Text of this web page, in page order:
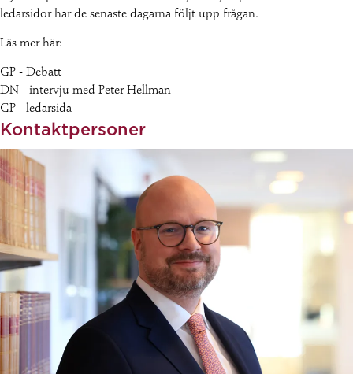
ledarsidor har de senaste dagarna följt upp frågan.
Läs mer här:
GP - Debatt
DN - intervju med Peter Hellman
GP - ledarsida
Kontaktpersoner